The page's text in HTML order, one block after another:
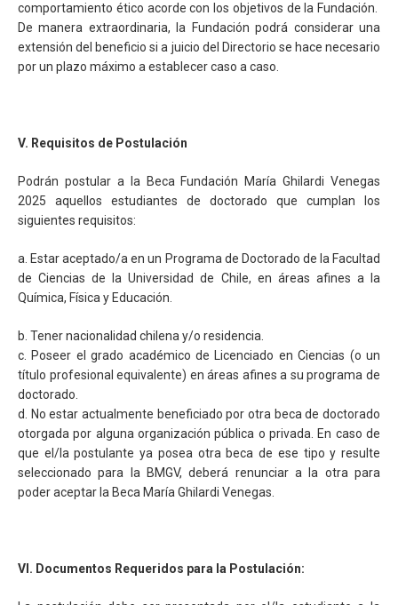
comportamiento ético acorde con los objetivos de la Fundación.
De manera extraordinaria, la Fundación podrá considerar una
extensión del beneficio si a juicio del Directorio se hace necesario
por un plazo máximo a establecer caso a caso.
V. Requisitos de Postulación
Podrán postular a la Beca Fundación María Ghilardi Venegas
2025 aquellos estudiantes de doctorado que cumplan los
siguientes requisitos:
a. Estar aceptado/a en un Programa de Doctorado de la Facultad
de Ciencias de la Universidad de Chile, en áreas afines a la
Química, Física y Educación.
b. Tener nacionalidad chilena y/o residencia.
c. Poseer el grado académico de Licenciado en Ciencias (o un
título profesional equivalente) en áreas afines a su programa de
doctorado.
d. No estar actualmente beneficiado por otra beca de doctorado
otorgada por alguna organización pública o privada. En caso de
que el/la postulante ya posea otra beca de ese tipo y resulte
seleccionado para la BMGV, deberá renunciar a la otra para
poder aceptar la Beca María Ghilardi Venegas.
VI. Documentos Requeridos para la Postulación: